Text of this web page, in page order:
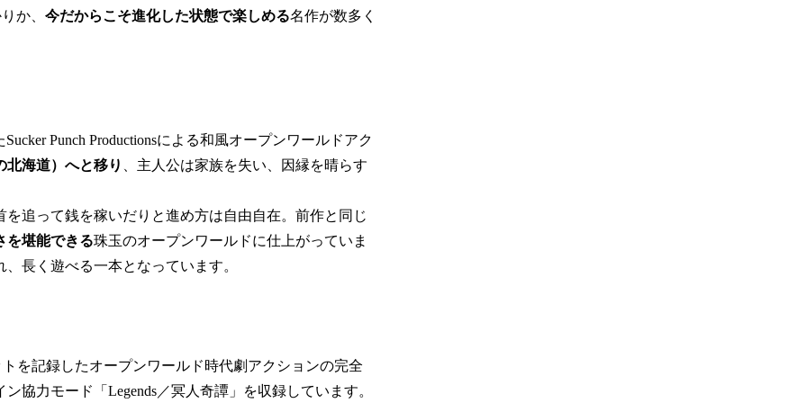
か、 今だからこそ進化した状態で楽しめる名作が数多く
Punch Productionsによる和風オープンワールドアク
北海道）へと移り
、主人公は家族を失い、因縁を晴らす
追って銭を稼いだりと進め方は自由自在。前作と同じ
を堪能できる珠玉のオープンワールドに仕上がっていま
長く遊べる一本となっています。
を記録したオープンワールド時代劇アクションの完全
協力モード「Legends／冥人奇譚」を収録しています。